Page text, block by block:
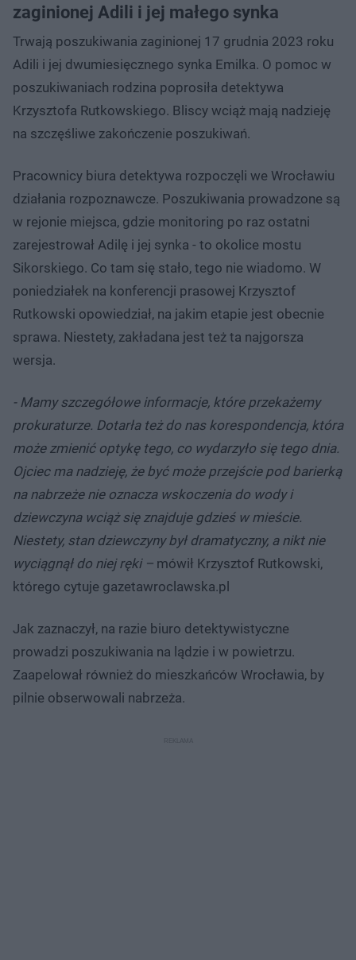
zaginionej Adili i jej małego synka
Trwają poszukiwania zaginionej 17 grudnia 2023 roku
Adili i jej dwumiesięcznego synka Emilka. O pomoc w
poszukiwaniach rodzina poprosiła detektywa
Krzysztofa Rutkowskiego. Bliscy wciąż mają nadzieję
na szczęśliwe zakończenie poszukiwań.
Pracownicy biura detektywa rozpoczęli we Wrocławiu
działania rozpoznawcze. Poszukiwania prowadzone są
w rejonie miejsca, gdzie monitoring po raz ostatni
zarejestrował Adilę i jej synka - to okolice mostu
Sikorskiego. Co tam się stało, tego nie wiadomo. W
poniedziałek na konferencji prasowej Krzysztof
Rutkowski opowiedział, na jakim etapie jest obecnie
sprawa. Niestety, zakładana jest też ta najgorsza
wersja.
- Mamy szczegółowe informacje, które przekażemy
prokuraturze. Dotarła też do nas korespondencja, która
może zmienić optykę tego, co wydarzyło się tego dnia.
Ojciec ma nadzieję, że być może przejście pod barierką
na nabrzeże nie oznacza wskoczenia do wody i
dziewczyna wciąż się znajduje gdzieś w mieście.
Niestety, stan dziewczyny był dramatyczny, a nikt nie
wyciągnął do niej ręki – mówił Krzysztof Rutkowski,
którego cytuje gazetawroclawska.pl
Jak zaznaczył, na razie biuro detektywistyczne
prowadzi poszukiwania na lądzie i w powietrzu.
Zaapelował również do mieszkańców Wrocławia, by
pilnie obserwowali nabrzeża.